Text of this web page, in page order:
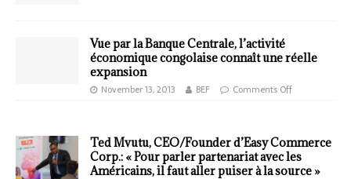
Vue par la Banque Centrale, l’activité
économique congolaise connaît une réelle
expansion
November 13, 2013 BEF Comments Off
Ted Mvutu, CEO/Founder d’Easy Commerce
Corp.: « Pour parler partenariat avec les
Américains, il faut aller puiser à la source »